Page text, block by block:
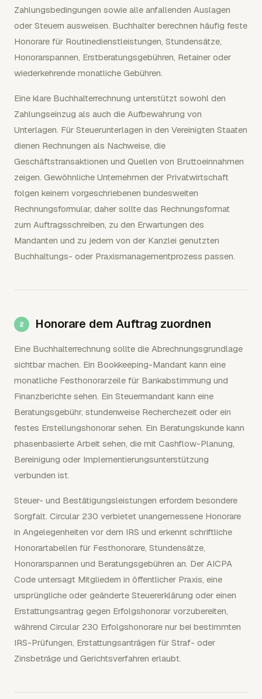
Zahlungsbedingungen sowie alle anfallenden Auslagen
oder Steuern ausweisen. Buchhalter berechnen häufig feste
Honorare für Routinedienstleistungen, Stundensätze,
Honorarspannen, Erstberatungsgebühren, Retainer oder
wiederkehrende monatliche Gebühren.
Eine klare Buchhalterrechnung unterstützt sowohl den
Zahlungseinzug als auch die Aufbewahrung von
Unterlagen. Für Steuerunterlagen in den Vereinigten Staaten
dienen Rechnungen als Nachweise, die
Geschäftstransaktionen und Quellen von Bruttoeinnahmen
zeigen. Gewöhnliche Unternehmen der Privatwirtschaft
folgen keinem vorgeschriebenen bundesweiten
Rechnungsformular, daher sollte das Rechnungsformat
zum Auftragsschreiben, zu den Erwartungen des
Mandanten und zu jedem von der Kanzlei genutzten
Buchhaltungs- oder Praxismanagementprozess passen.
Honorare dem Auftrag zuordnen
Eine Buchhalterrechnung sollte die Abrechnungsgrundlage
sichtbar machen. Ein Bookkeeping-Mandant kann eine
monatliche Festhonorarzeile für Bankabstimmung und
Finanzberichte sehen. Ein Steuermandant kann eine
Beratungsgebühr, stundenweise Recherchezeit oder ein
festes Erstellungshonorar sehen. Ein Beratungskunde kann
phasenbasierte Arbeit sehen, die mit Cashflow-Planung,
Bereinigung oder Implementierungsunterstützung
verbunden ist.
Steuer- und Bestätigungsleistungen erfordern besondere
Sorgfalt. Circular 230 verbietet unangemessene Honorare
in Angelegenheiten vor dem IRS und erkennt schriftliche
Honorartabellen für Festhonorare, Stundensätze,
Honorarspannen und Beratungsgebühren an. Der AICPA
Code untersagt Mitgliedern in öffentlicher Praxis, eine
ursprüngliche oder geänderte Steuererklärung oder einen
Erstattungsantrag gegen Erfolgshonorar vorzubereiten,
während Circular 230 Erfolgshonorare nur bei bestimmten
IRS-Prüfungen, Erstattungsanträgen für Straf- oder
Zinsbeträge und Gerichtsverfahren erlaubt.